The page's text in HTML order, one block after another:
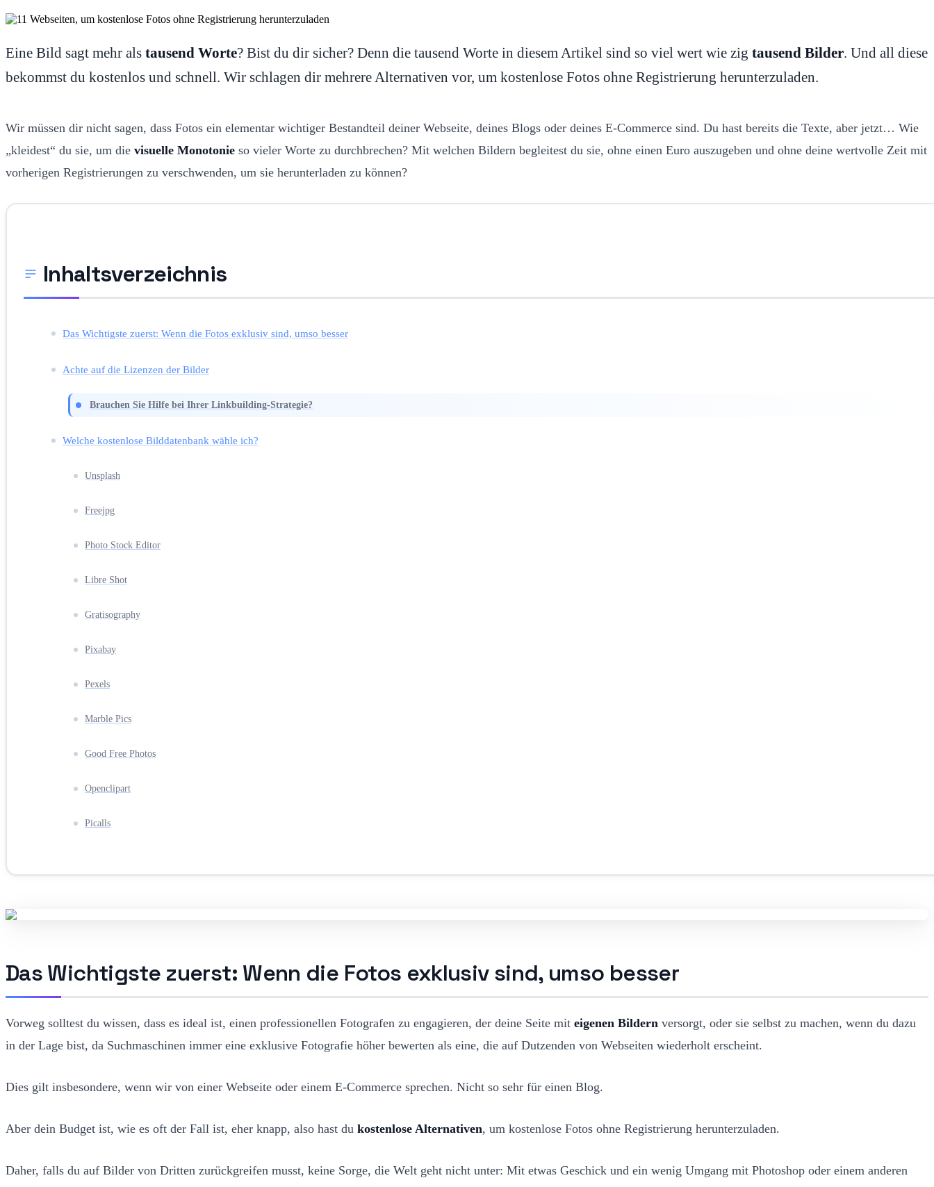
Eine Bild sagt mehr als tausend Worte? Bist du dir sicher? Denn die tausend Worte in diesem Artikel sind so viel wert wie zig tausend Bilder. Und all diese
bekommst du kostenlos und schnell. Wir schlagen dir mehrere Alternativen vor, um kostenlose Fotos ohne Registrierung herunterzuladen.
Wir müssen dir nicht sagen, dass Fotos ein elementar wichtiger Bestandteil deiner Webseite, deines Blogs oder deines E-Commerce sind. Du hast bereits die Texte, aber jetzt… Wie
„kleidest“ du sie, um die visuelle Monotonie so vieler Worte zu durchbrechen? Mit welchen Bildern begleitest du sie, ohne einen Euro auszugeben und ohne deine wertvolle Zeit mit
vorherigen Registrierungen zu verschwenden, um sie herunterladen zu können?
Inhaltsverzeichnis
Das Wichtigste zuerst: Wenn die Fotos exklusiv sind, umso besser
Achte auf die Lizenzen der Bilder
Brauchen Sie Hilfe bei Ihrer Linkbuilding-Strategie?
Welche kostenlose Bilddatenbank wähle ich?
Unsplash
Freejpg
Photo Stock Editor
Libre Shot
Gratisography
Pixabay
Pexels
Marble Pics
Good Free Photos
Openclipart
Picalls
Das Wichtigste zuerst: Wenn die Fotos exklusiv sind, umso besser
Vorweg solltest du wissen, dass es ideal ist, einen professionellen Fotografen zu engagieren, der deine Seite mit eigenen Bildern versorgt, oder sie selbst zu machen, wenn du dazu
in der Lage bist, da Suchmaschinen immer eine exklusive Fotografie höher bewerten als eine, die auf Dutzenden von Webseiten wiederholt erscheint.
Dies gilt insbesondere, wenn wir von einer Webseite oder einem E-Commerce sprechen. Nicht so sehr für einen Blog.
Aber dein Budget ist, wie es oft der Fall ist, eher knapp, also hast du kostenlose Alternativen, um kostenlose Fotos ohne Registrierung herunterzuladen.
Daher, falls du auf Bilder von Dritten zurückgreifen musst, keine Sorge, die Welt geht nicht unter: Mit etwas Geschick und ein wenig Umgang mit Photoshop oder einem anderen